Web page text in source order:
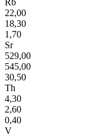
22,00
18,30
1,70
Sr
529,00
545,00
30,50
Th
4,30
2,60
0,40
V